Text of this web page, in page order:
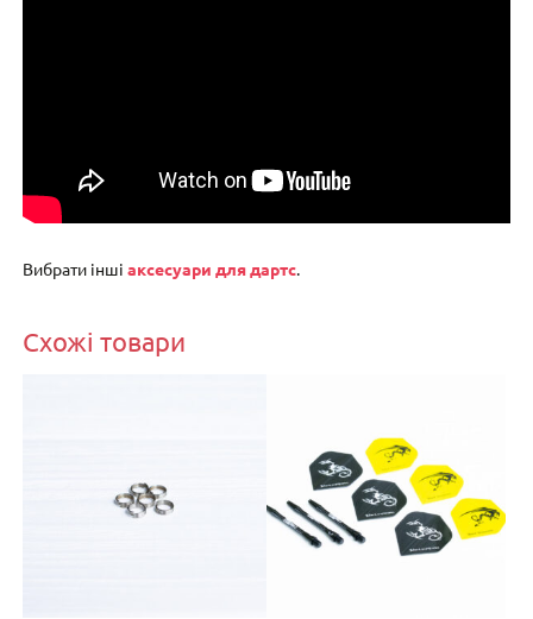
Вибрати іншіаксесуари для дартс.
Схожі товари